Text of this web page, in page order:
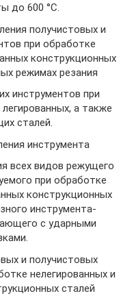
до 600 °С.
получистовых и
при обработке
конструкционных
режимах резания
инструментов при
а также
сталей.
инструмента
всех видов режущего
при обработке
конструкционных
инструмента-
с ударными
и получистовых
нелегированных и
сталей